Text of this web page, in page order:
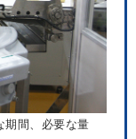
期間、必要な量